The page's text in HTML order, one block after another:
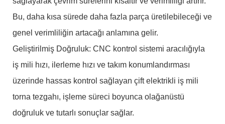
Bu, daha kısa sürede daha fazla parça üretilebileceği ve
genel verimliliğin artacağı anlamına gelir.
Geliştirilmiş Doğruluk: CNC kontrol sistemi aracılığıyla
iş mili hızı, ilerleme hızı ve takım konumlandırması
üzerinde hassas kontrol sağlayan çift elektrikli iş mili
torna tezgahı, işleme süreci boyunca olağanüstü
doğruluk ve tutarlı sonuçlar sağlar.